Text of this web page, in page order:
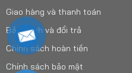
Giao hàng và thanh toán
Bảo hành và đổi trả
Chính sách hoàn tiền
Chính sách bảo mật